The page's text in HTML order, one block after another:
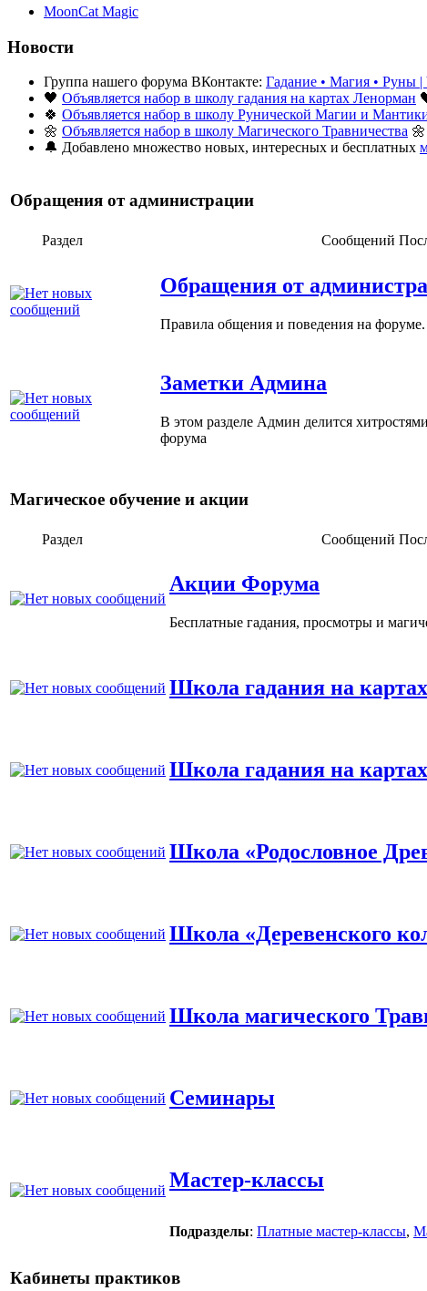
MoonCat Magic
Новости
Группа нашего форума ВКонтакте: Гадание • Магия • Руны
🖤 Объявляется набор в школу гадания на картах Ленорман
🍀 Объявляется набор в школу Рунической Магии и
🌼 Объявляется набор в школу Магического Травничества 🌼
🔔 Добавлено множество новых, интересных и бесплатных
Обращения от администрации
Раздел Сообщений
Обращения от
Правила общения и поведения на
Заметки Админа
В этом разделе Админ делится
форума
Магическое обучение и акции
Раздел Сообщений
Акции Форума
Бесплатные гадания, просмотры и
Школа гадания на
Школа гадания на
Школа «Родословное
Школа «Деревенского
Школа магического
Семинары
Мастер-классы
Подразделы: Платные мастер-классы,
Кабинеты практиков